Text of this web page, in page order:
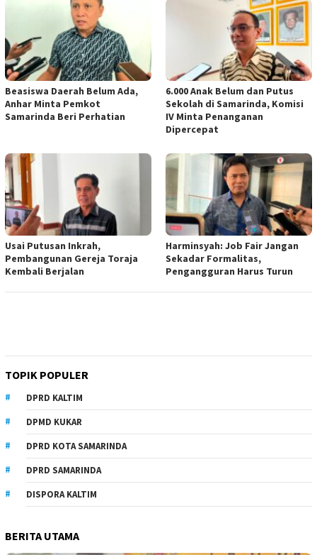
Beasiswa Daerah Belum Ada,
Anhar Minta Pemkot
Samarinda Beri Perhatian
6.000 Anak Belum dan Putus
Sekolah di Samarinda, Komisi
IV Minta Penanganan
Dipercepat
Usai Putusan Inkrah,
Pembangunan Gereja Toraja
Kembali Berjalan
Harminsyah: Job Fair Jangan
Sekadar Formalitas,
Pengangguran Harus Turun
TOPIK POPULER
DPRD KALTIM
DPMD KUKAR
DPRD KOTA SAMARINDA
DPRD SAMARINDA
DISPORA KALTIM
BERITA UTAMA